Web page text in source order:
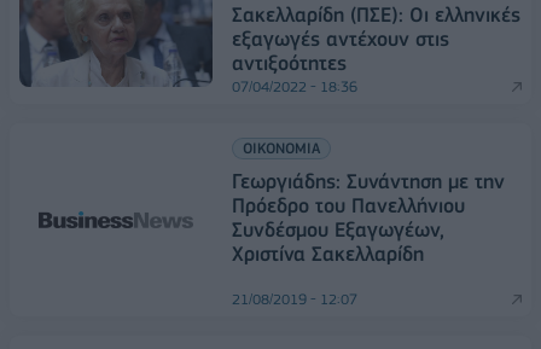
Σακελλαρίδη (ΠΣΕ): Οι ελληνικές
εξαγωγές αντέχουν στις
αντιξοότητες
07/04/2022 - 18:36
ΟΙΚΟΝΟΜΙΑ
Γεωργιάδης: Συνάντηση με την
Πρόεδρο του Πανελλήνιου
Συνδέσμου Εξαγωγέων,
Χριστίνα Σακελλαρίδη
21/08/2019 - 12:07